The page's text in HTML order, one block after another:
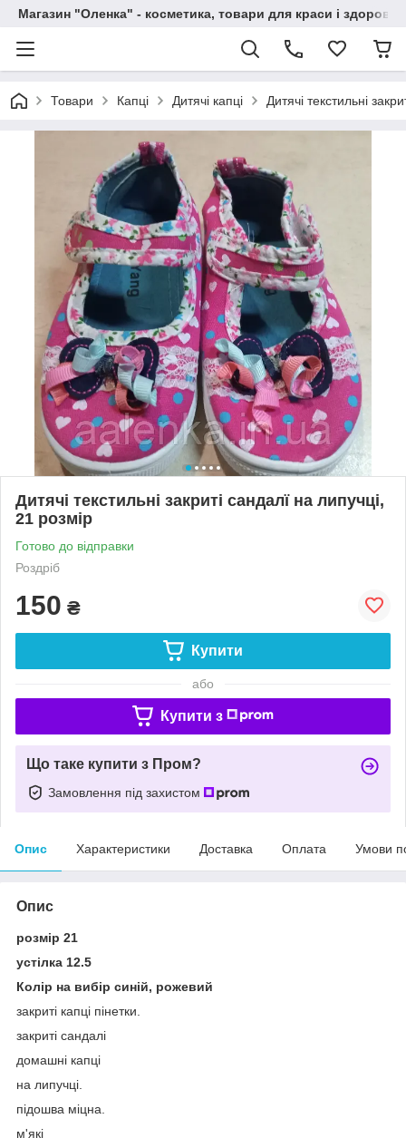
Магазин "Оленка" - косметика, товари для краси і здоров'я
Товари Капці Дитячі капці Дитячі текстильні
Дитячі текстильні закриті сандалї на липучці,
21 розмір
Готово до відправки
Роздріб
150 ₴
Купити
або
Купити з
Що таке купити з Пром?
Замовлення під захистом
Опис Характеристики Доставка Оплата Умови
Опис
розмір 21
устілка 12.5
Колір на вибір синій, рожевий
закриті капці пінетки.
закриті сандалі
домашні капці
на липучці.
підошва міцна.
м'які